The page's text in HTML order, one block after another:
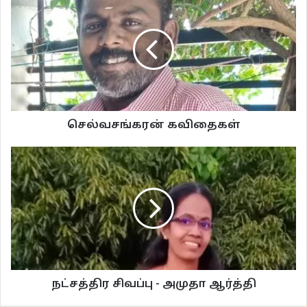
வாசகசாலை
செல்வசங்கரன் கவிதைகள்
நட்சத்திர சிவப்பு - அமுதா ஆர்த்தி